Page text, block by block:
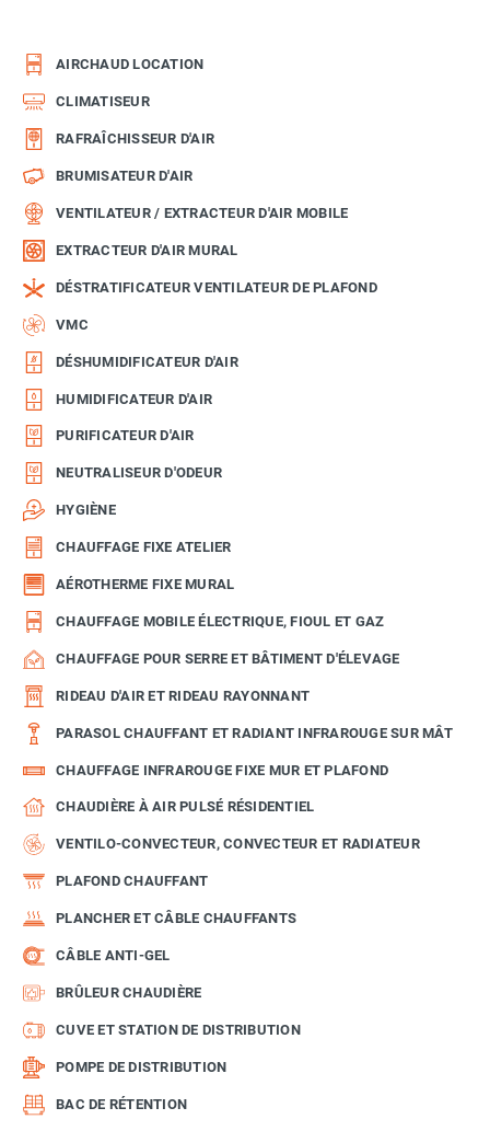
AIRCHAUD LOCATION
CLIMATISEUR
RAFRAÎCHISSEUR D'AIR
BRUMISATEUR D'AIR
VENTILATEUR / EXTRACTEUR D'AIR MOBILE
EXTRACTEUR D'AIR MURAL
DÉSTRATIFICATEUR VENTILATEUR DE PLAFOND
VMC
DÉSHUMIDIFICATEUR D'AIR
HUMIDIFICATEUR D'AIR
PURIFICATEUR D'AIR
NEUTRALISEUR D'ODEUR
HYGIÈNE
CHAUFFAGE FIXE ATELIER
AÉROTHERME FIXE MURAL
CHAUFFAGE MOBILE ÉLECTRIQUE, FIOUL ET GAZ
CHAUFFAGE POUR SERRE ET BÂTIMENT D'ÉLEVAGE
RIDEAU D'AIR ET RIDEAU RAYONNANT
PARASOL CHAUFFANT ET RADIANT INFRAROUGE SUR MÂT
CHAUFFAGE INFRAROUGE FIXE MUR ET PLAFOND
CHAUDIÈRE À AIR PULSÉ RÉSIDENTIEL
VENTILO-CONVECTEUR, CONVECTEUR ET RADIATEUR
PLAFOND CHAUFFANT
PLANCHER ET CÂBLE CHAUFFANTS
CÂBLE ANTI-GEL
BRÛLEUR CHAUDIÈRE
CUVE ET STATION DE DISTRIBUTION
POMPE DE DISTRIBUTION
BAC DE RÉTENTION